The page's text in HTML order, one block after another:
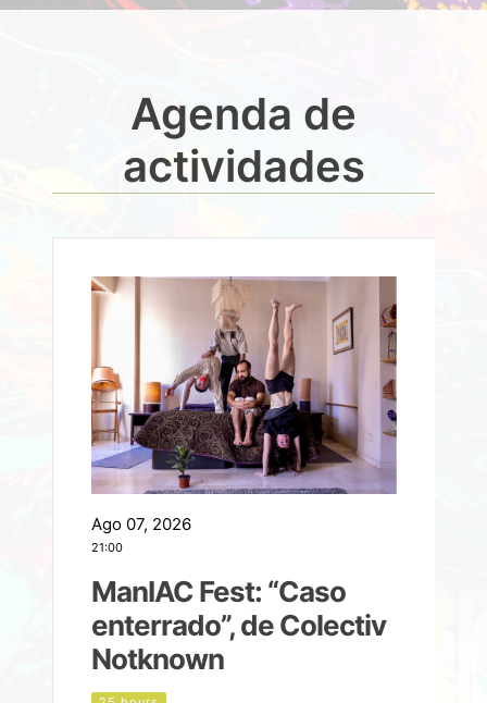
Agenda de
actividades
Ago 07, 2026
21:00
ManIAC Fest: “Caso
enterrado”, de Colectiv
Notknown